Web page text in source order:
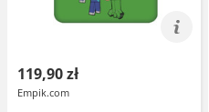
119,90 zł
Empik.com